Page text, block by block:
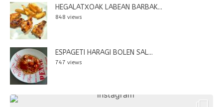
HEGALATXOAK LABEAN BARBAK...
848 views
ESPAGETI HARAGI BOLEN SAL...
747 views